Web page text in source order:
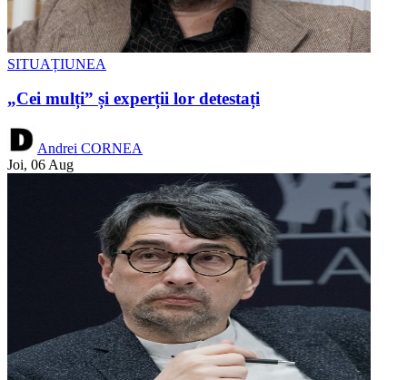
SITUAȚIUNEA
„Cei mulți” și experții lor detestați
Andrei CORNEA
Joi, 06 Aug